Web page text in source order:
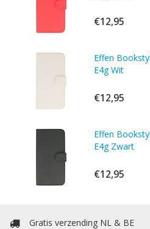
€12,95
Effen
E4g Wit
€12,95
Effen
E4g Zwart
€12,95
Gratis verzending NL & BE